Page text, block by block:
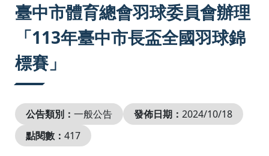
臺中市體育總會羽球委員會辦理
「113年臺中市長盃全國羽球錦
標賽」
公告類別： 一般公告 發佈日期： 2024/10/18
點閱數： 417